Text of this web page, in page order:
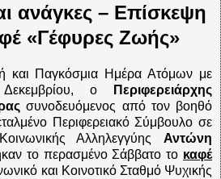
ανάγκες – Επίσκεψη
«Γέφυρες Ζωής»
και Παγκόσμια Ημέρα Ατόμων με
ο
Περιφερειάρχης
συνοδευόμενος από τον βοηθό
Περιφερειακό Σύμβουλο σε
Αλληλεγγύης Αντώνη
το περασμένο Σάββατο το καφέ
και Κοινοτικό Σταθμό Ψυχικής